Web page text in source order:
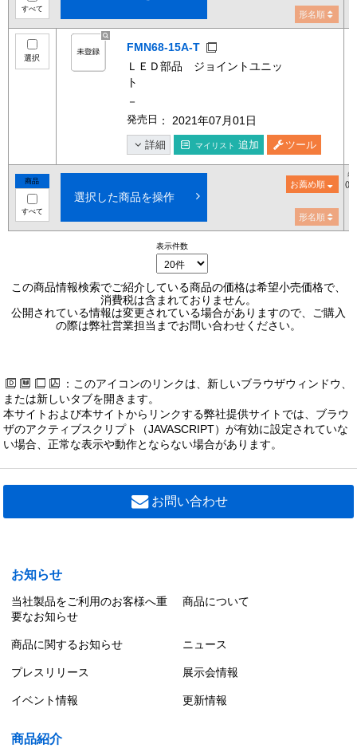
すべて
形名順
選択
FMN68-15A-T
ＬＥＤ部品 ジョイントユニッ
ト
－
発売日 ： 2021年07月01日
詳細 マイリスト 追加 ツール
商品
すべて
選択した商品を操作
お薦め順
希
()
形名順
表示件数
この商品情報検索でご紹介している商品の価格は希望小売価格で、
消費税は含まれておりません。
公開されている情報は変更されている場合がありますので、ご購入
の際は弊社営業担当までお問い合わせください。
：このアイコンのリンクは、新しいブラウザウィンドウ、
または新しいタブを開きます。
本サイトおよび本サイトからリンクする弊社提供サイトでは、ブラウ
ザのアクティブスクリプト（JAVASCRIPT）が有効に設定されていな
い場合、正常な表示や動作とならない場合があります。
お問い合わせ
お知らせ
当社製品をご利用のお客様へ重
要なお知らせ
商品について
商品に関するお知らせ ニュース
プレスリリース 展示会情報
イベント情報 更新情報
商品紹介